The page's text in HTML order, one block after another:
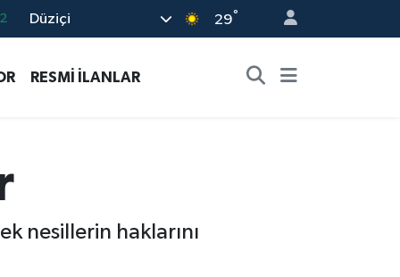
Düziçi 29°
RESMİ İLANLAR
nesillerin haklarını